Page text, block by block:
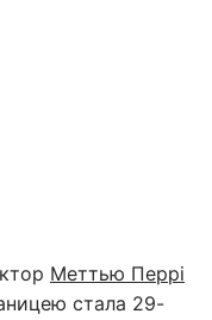
Меттью Перрі
стала 29-